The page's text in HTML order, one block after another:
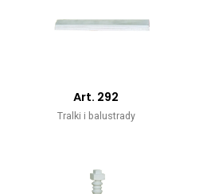
Art. 292
Tralki i balustrady